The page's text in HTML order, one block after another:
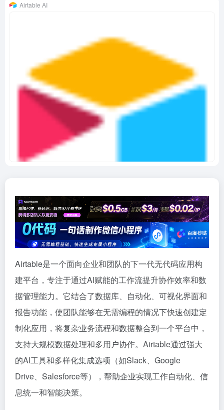
Airtable AI
Airtable是一个面向企业和团队的下一代无代码应用构
建平台，专注于通过AI赋能的工作流提升协作效率和数
据管理能力。它结合了数据库、自动化、可视化界面和
报告功能，使团队能够在无需编程的情况下快速创建定
制化应用，将复杂业务流程和数据整合到一个平台中，
支持大规模数据处理和多用户协作。Airtable通过强大
的AI工具和多样化集成选项（如Slack、Google
Drive、Salesforce等），帮助企业实现工作自动化、信
息统一和智能决策。